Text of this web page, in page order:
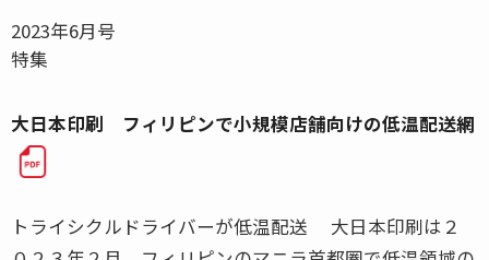
2023年6月号
特集
大日本印刷 フィリピンで小規模店舗向けの低温配送網
トライシクルドライバーが低温配送 大日本印刷は２